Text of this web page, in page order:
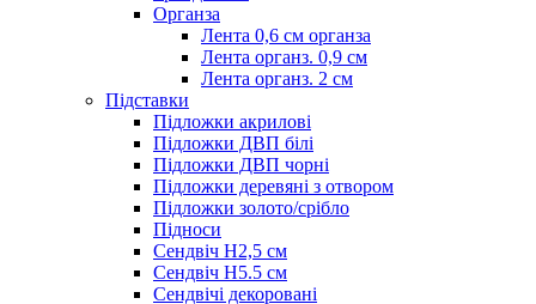
Органза
Лента 0,6 см органза
Лента органз. 0,9 см
Лента органз. 2 см
Підставки
Підложки акрилові
Підложки ДВП білі
Підложки ДВП чорні
Підложки деревяні з отвором
Підложки золото/срібло
Підноси
Сендвіч H2,5 см
Сендвіч H5.5 см
Сендвічі декоровані